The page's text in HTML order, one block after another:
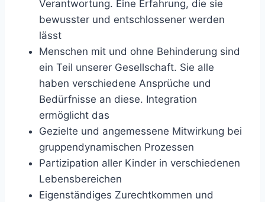
Verantwortung. Eine Erfahrung, die sie
bewusster und entschlossener werden
lässt
Menschen mit und ohne Behinderung sind
ein Teil unserer Gesellschaft. Sie alle
haben verschiedene Ansprüche und
Bedürfnisse an diese. Integration
ermöglicht das
Gezielte und angemessene Mitwirkung bei
gruppendynamischen Prozessen
Partizipation aller Kinder in verschiedenen
Lebensbereichen
Eigenständiges Zurechtkommen und